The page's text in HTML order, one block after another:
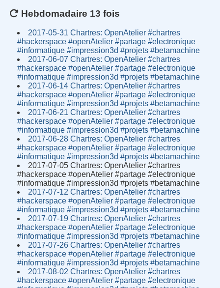
Hebdomadaire 13 fois
2017-05-31 Chartres: OpenAtelier #chartres
#hackerspace #openAtelier #partage #electronique
#informatique #impression3d #projets #betamachine
2017-06-07 Chartres: OpenAtelier #chartres
#hackerspace #openAtelier #partage #electronique
#informatique #impression3d #projets #betamachine
2017-06-14 Chartres: OpenAtelier #chartres
#hackerspace #openAtelier #partage #electronique
#informatique #impression3d #projets #betamachine
2017-06-21 Chartres: OpenAtelier #chartres
#hackerspace #openAtelier #partage #electronique
#informatique #impression3d #projets #betamachine
2017-06-28 Chartres: OpenAtelier #chartres
#hackerspace #openAtelier #partage #electronique
#informatique #impression3d #projets #betamachine
2017-07-05 Chartres: OpenAtelier #chartres
#hackerspace #openAtelier #partage #electronique
#informatique #impression3d #projets #betamachine
2017-07-12 Chartres: OpenAtelier #chartres
#hackerspace #openAtelier #partage #electronique
#informatique #impression3d #projets #betamachine
2017-07-19 Chartres: OpenAtelier #chartres
#hackerspace #openAtelier #partage #electronique
#informatique #impression3d #projets #betamachine
2017-07-26 Chartres: OpenAtelier #chartres
#hackerspace #openAtelier #partage #electronique
#informatique #impression3d #projets #betamachine
2017-08-02 Chartres: OpenAtelier #chartres
#hackerspace #openAtelier #partage #electronique